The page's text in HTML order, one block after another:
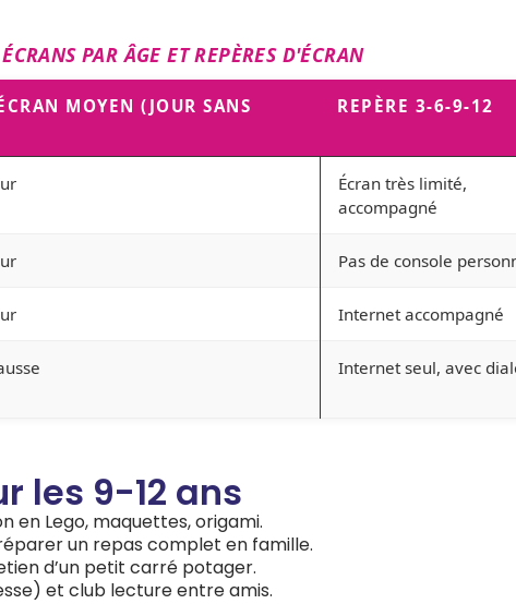
PAR ÂGE ET REPÈRES D'ÉCRAN
MOYEN (JOUR SANS
REPÈRE 3-6-9-12
Écran très limité,
accompagné
Pas de console
Internet accompagné
Internet seul, avec
les 9-12 ans
en Lego, maquettes, origami.
un repas complet en famille.
d’un petit carré potager.
et club lecture entre amis.